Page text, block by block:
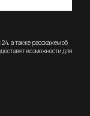
24, а также расскажем об
возможности для